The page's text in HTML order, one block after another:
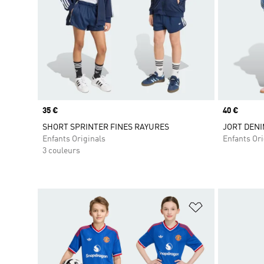
Prix
35 €
SHORT SPRINTER FINES RAYURES
Enfants Originals
3 couleurs
Prix
40 €
JORT
Enfants
Ajouter à la